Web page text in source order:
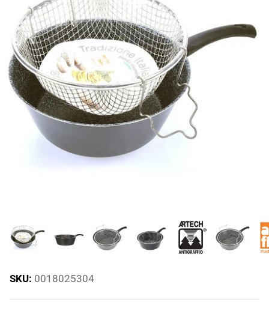
Berndes
SKU: 0018025304